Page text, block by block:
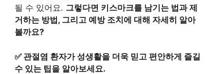
될 수 있어요. 그렇다면 키스마크를 남기는 법과 제
거하는 방법, 그리고 예방 조치에 대해 자세히 알아
볼까요?
✅ 관절염 환자가 성생활을 더욱 믿고 편안하게 즐길
수 있는 팁을 알아보세요.